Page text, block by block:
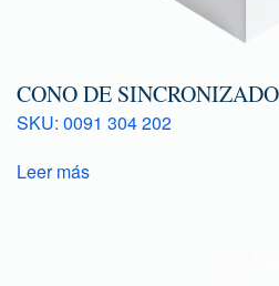
CONO DE
SKU: 0091 304 202
Leer más